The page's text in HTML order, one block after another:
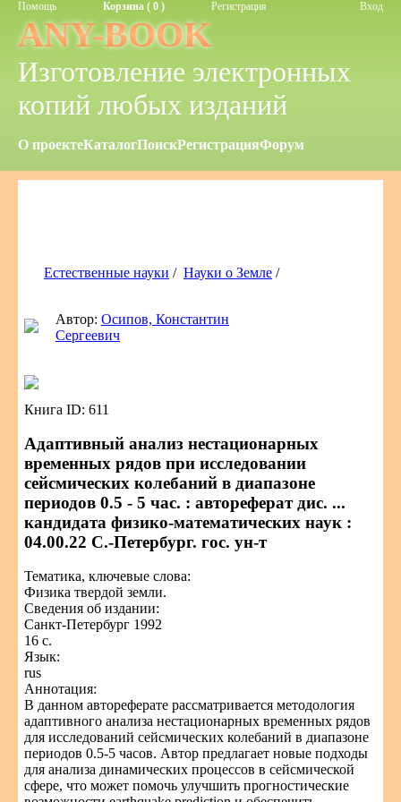
Помощь Корзина ( 0 ) Регистрация Вход
ANY-BOOK
Изготовление электронных
копий любых изданий
О проектеКаталогПоискРегистрацияФорум
Естественные науки / Науки о Земле /
Автор: Осипов, Константин
Сергеевич
Книга ID: 611
Адаптивный анализ нестационарных
временных рядов при исследовании
сейсмических колебаний в диапазоне
периодов 0.5 - 5 час. : автореферат дис. ...
кандидата физико-математических наук :
04.00.22 С.-Петербург. гос. ун-т
Тематика, ключевые слова:
Физика твердой земли.
Сведения об издании:
Санкт-Петербург 1992
16 с.
Язык:
rus
Аннотация:
В данном автореферате рассматривается методология
адаптивного анализа нестационарных временных рядов
для исследований сейсмических колебаний в диапазоне
периодов 0.5-5 часов. Автор предлагает новые подходы
для анализа динамических процессов в сейсмической
сфере, что может помочь улучшить прогностические